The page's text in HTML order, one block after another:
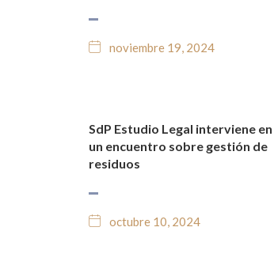
noviembre 19, 2024
NOTICIAS Y BLOG JURÍDICO
SdP Estudio Legal interviene en
un encuentro sobre gestión de
residuos
octubre 10, 2024